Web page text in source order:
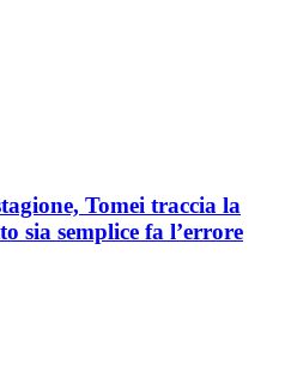
Tomei traccia la
sia semplice fa l’errore